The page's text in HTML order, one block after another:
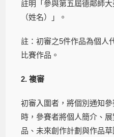
註明「參與第五屆德鄰師
（姓名）」。
註：初審之5件作品為個人
比賽作品。
2. 複審
初審入圍者，將個別通知
時，參賽者將個人簡介、
品、未來創作計劃與作品